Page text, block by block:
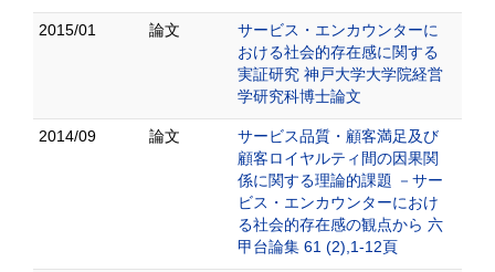
2015/01 論文
サービス・エンカウンターに
おける社会的存在感に関する
実証研究 神戸大学大学院経営
学研究科博士論文
2014/09 論文
サービス品質・顧客満足及び
顧客ロイヤルティ間の因果関
係に関する理論的課題 －サー
ビス・エンカウンターにおけ
る社会的存在感の観点から 六
甲台論集 61 (2),1-12頁